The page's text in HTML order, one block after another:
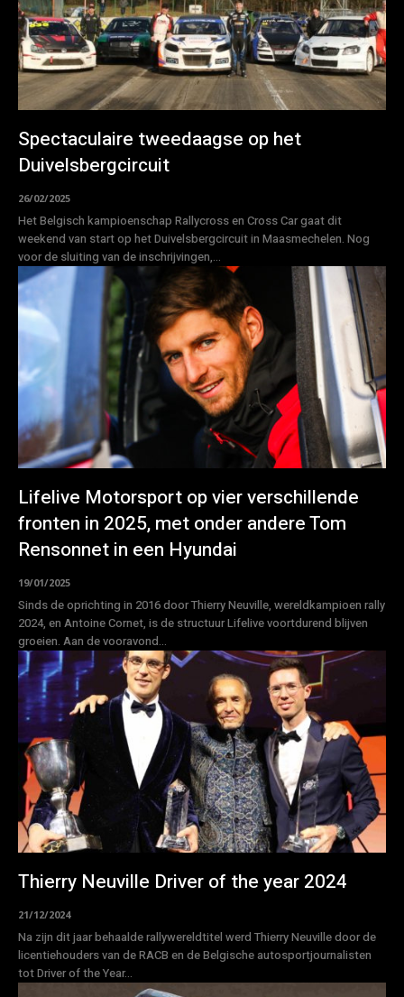
Spectaculaire tweedaagse op het
Duivelsbergcircuit
26/02/2025
Het Belgisch kampioenschap Rallycross en Cross Car gaat dit
weekend van start op het Duivelsbergcircuit in Maasmechelen. Nog
voor de sluiting van de inschrijvingen,...
Lifelive Motorsport op vier verschillende
fronten in 2025, met onder andere Tom
Rensonnet in een Hyundai
19/01/2025
Sinds de oprichting in 2016 door Thierry Neuville, wereldkampioen rally
2024, en Antoine Cornet, is de structuur Lifelive voortdurend blijven
groeien. Aan de vooravond...
Thierry Neuville Driver of the year 2024
21/12/2024
Na zijn dit jaar behaalde rallywereldtitel werd Thierry Neuville door de
licentiehouders van de RACB en de Belgische autosportjournalisten
tot Driver of the Year...